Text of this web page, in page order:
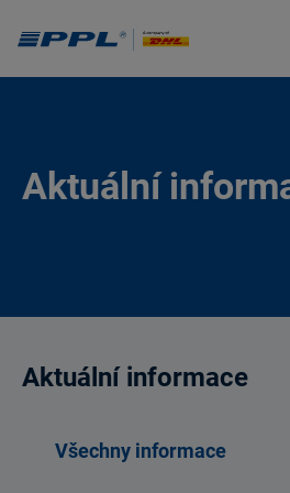
Aktuální
Aktuální informace
Všechny informace